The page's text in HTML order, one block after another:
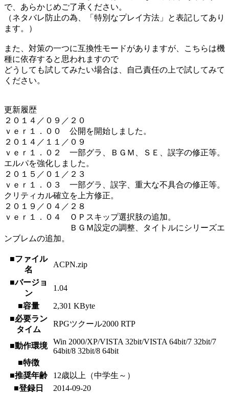
で、あらかじめご了承ください。
（ネタバレ防止の為、「特別なプレイ方法」と表記してあり
ます。）
また、対策の一つに互換性モードがありますが、こちらは機
種に依存すると思われますので
どうしても試してみたい場合は、自己責任の上で試してみて
ください。
更新履歴
２０１４／０９／２０
ｖｅｒ１．００ 公開を開始しました。
２０１４／１１／０９
ｖｅｒ１．０２ 一部グラ、ＢＧＭ、ＳＥ、誤字の修正等。
エルパを強化しました。
２０１５／０１／２３
ｖｅｒ１．０３ 一部グラ、誤字、重大な不具合の修正等。
クリティカル確立を上方修正。
２０１９／０４／２８
ｖｅｒ１．０４ ＯＰスキップ選択肢の追加。
ＢＧＭ設定の調整、タイトルにシリーズエ
ンブレムの追加。
■ファイル
名
ACPN.zip
■バージョ
ン
1.04
■容量
2,301 KByte
■必要ラン
タイム
RPGツクール2000 RTP
■動作環境
Win 2000/XP/VISTA 32bit/VISTA 64bit/7 32bit/7
64bit/8 32bit/8 64bit
■特徴
■推奨年齢
12歳以上（中学生～）
■登録日
2014-09-20